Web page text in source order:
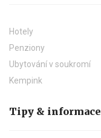
Hotely
Penziony
Ubytování v soukromí
Kempink
Tipy & informace